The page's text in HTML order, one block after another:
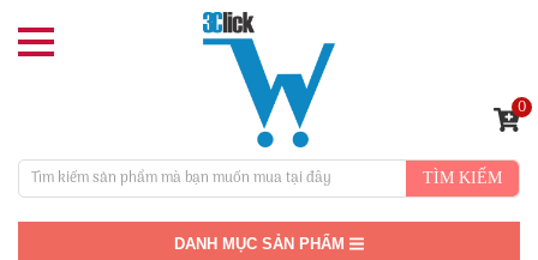
TÌM KIẾM
0
DANH MỤC SẢN PHẨM